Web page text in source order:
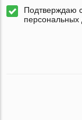
Подтверждаю
персональных